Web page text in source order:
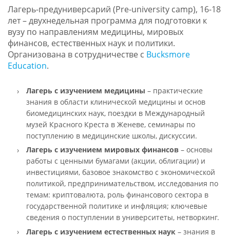
Лагерь-предуниверсарий (Pre-university camp), 16-18
лет – двухнедельная программа для подготовки к
вузу по направлениям медицины, мировых
финансов, естественных наук и политики.
Организована в сотрудничестве с Bucksmore
Education.
Лагерь с изучением медицины – практические
знания в области клинической медицины и основ
биомедицинских наук, поездки в Международный
музей Красного Креста в Женеве, семинары по
поступлению в медицинские школы, дискуссии.
Лагерь с изучением мировых финансов – основы
работы с ценными бумагами (акции, облигации) и
инвестициями, базовое знакомство с экономической
политикой, предпринимательством, исследования по
темам: криптовалюта, роль финансового сектора в
государственной политике и инфляция; ключевые
сведения о поступлении в университеты, нетворкинг.
Лагерь с изучением естественных наук – знания в